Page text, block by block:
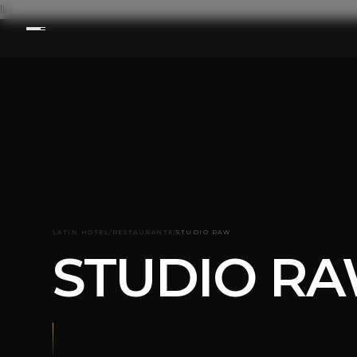
lli
LATIN HOTEL / RESTAURANTE /STUDIO RAW
STUDIO